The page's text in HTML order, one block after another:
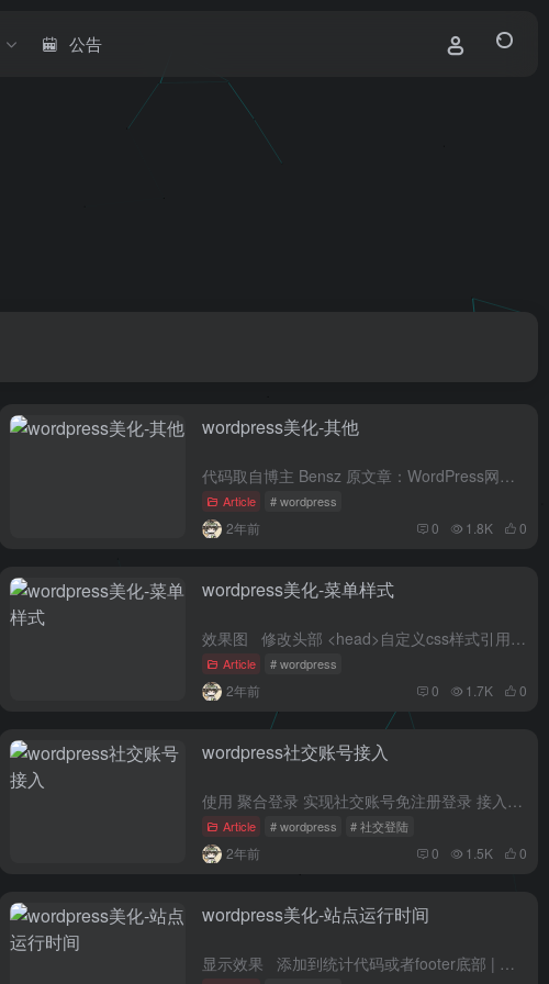
公告
wordpress美化-其他
代码取自博主 Bensz 原文章：WordPress网站美化（WP通用美化） 在(footer)自定义 js 代码区域添加如下 ...
Article # wordpress
2年前 0 1.8K 0
wordpress美化-菜单样式
效果图 修改头部 <head>自定义css样式引用 menu-item-286CSS 引用名称 background...
Article # wordpress
2年前 0 1.7K 0
wordpress社交账号接入
使用 聚合登录 实现社交账号免注册登录 接入后实现社交账号直接注册登录 1、进入 后台 创...
Article # wordpress # 社交登陆
2年前 0 1.5K 0
wordpress美化-站点运行时间
显示效果 添加到统计代码或者footer底部 | 由 <a href='https://cddone.com' rel='noopener...